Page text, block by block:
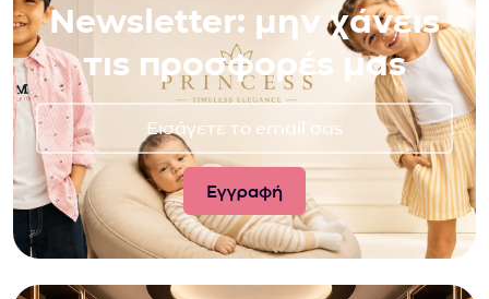
Newsletter: μην χάνεις
τις προσφορές μας